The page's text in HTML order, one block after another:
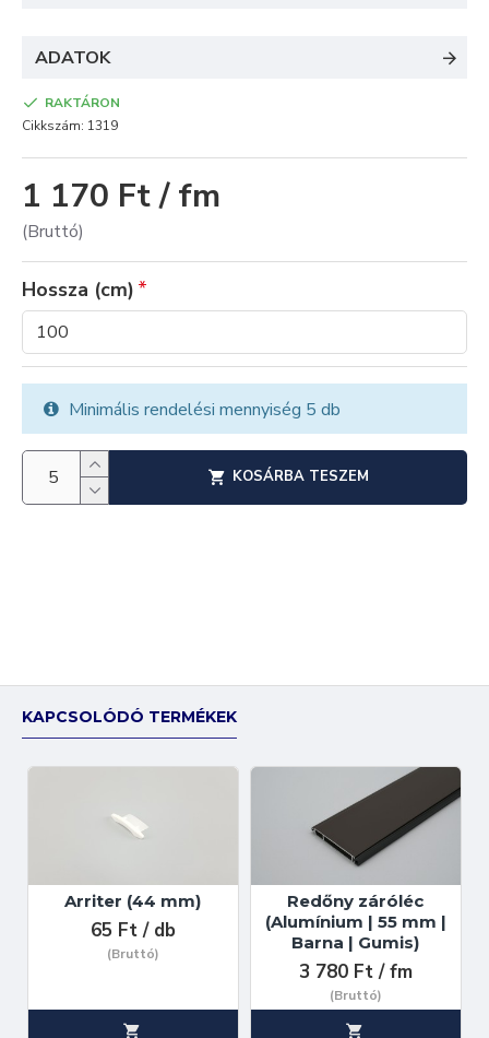
ADATOK
1 170 Ft / fm
(Bruttó)
RAKTÁRON
Cikkszám: 1319
Hossza (cm)
KOSÁRBA TESZEM
Minimális rendelési mennyiség 5 db
KAPCSOLÓDÓ TERMÉKEK
Arriter (44 mm)
65 Ft / db
(Bruttó)
Redőny záróléc
(Alumínium | 55 mm |
Barna | Gumis)
3 780 Ft / fm
(Bruttó)